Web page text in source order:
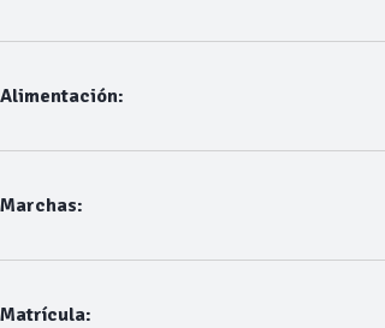
Alimentación:
Marchas:
Matrícula: